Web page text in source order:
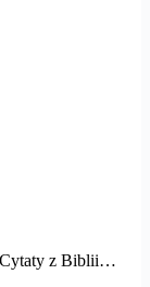
Cytaty z Biblii…